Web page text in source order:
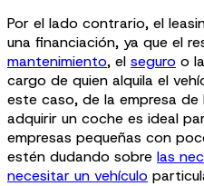
Por el lado contrario, el
una financiación, ya que el
mantenimiento, el seguro o
cargo de quien alquila el
este caso, de la empresa
adquirir un coche es ideal
empresas pequeñas con
estén dudando sobre las
necesitar un vehículo